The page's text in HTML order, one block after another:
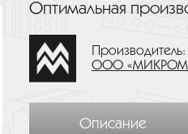
Оптимальная
Производитель:
ООО
Описание